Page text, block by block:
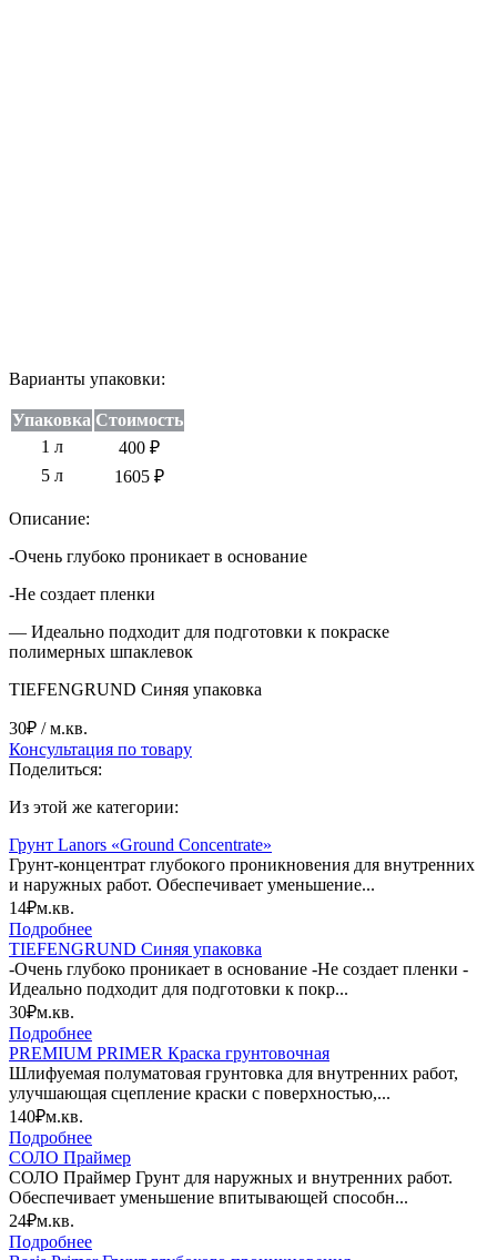
Варианты упаковки:
Упаковка Стоимость
1 л
400 ₽
5 л
1605 ₽
Описание:
-Очень глубоко проникает в основание
-Не создает пленки
— Идеально подходит для подготовки к покраске
полимерных шпаклевок
TIEFENGRUND Синяя упаковка
30₽ / м.кв.
Консультация по товару
Поделиться:
Из этой же категории:
Грунт Lanors «Ground Concentrate»
Грунт-концентрат глубокого проникновения для внутренних
и наружных работ. Обеспечивает уменьшение...
14₽м.кв.
Подробнее
TIEFENGRUND Синяя упаковка
-Очень глубоко проникает в основание -Не создает пленки -
Идеально подходит для подготовки к покр...
30₽м.кв.
Подробнее
PREMIUM PRIMER Краска грунтовочная
Шлифуемая полуматовая грунтовка для внутренних работ,
улучшающая сцепление краски с поверхностью,...
140₽м.кв.
Подробнее
СОЛО Праймер
СОЛО Праймер Грунт для наружных и внутренних работ.
Обеспечивает уменьшение впитывающей способн...
24₽м.кв.
Подробнее